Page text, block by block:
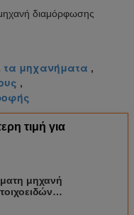
διαμόρφωσης
τα μηχανήματα ,
,
τιμή για
μηχανή